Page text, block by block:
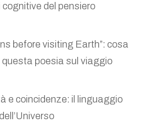
del pensiero
before visiting Earth”: cosa
questa poesia sul viaggio
e coincidenze: il linguaggio